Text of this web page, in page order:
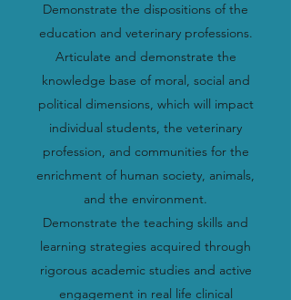
Demonstrate the dispositions of the
education and veterinary professions.
Articulate and demonstrate the
knowledge base of moral, social and
political dimensions, which will impact
individual students, the veterinary
profession, and communities for the
enrichment of human society, animals,
and the environment.
Demonstrate the teaching skills and
learning strategies acquired through
rigorous academic studies and active
engagement in real life clinical